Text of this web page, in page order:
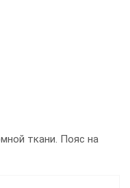
ткани. Пояс на